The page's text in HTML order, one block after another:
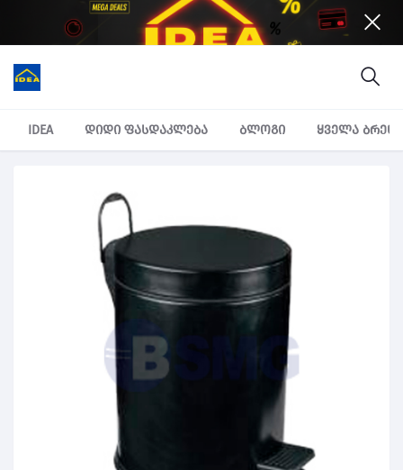
IDEA დიდი ფასდაკლება ბლოგი ყველა